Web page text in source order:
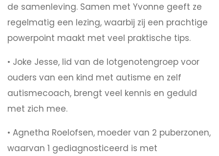
de samenleving. Samen met Yvonne geeft ze
regelmatig een lezing, waarbij zij een prachtige
powerpoint maakt met veel praktische tips.
• Joke Jesse, lid van de lotgenotengroep voor
ouders van een kind met autisme en zelf
autismecoach, brengt veel kennis en geduld
met zich mee.
• Agnetha Roelofsen, moeder van 2 puberzonen,
waarvan 1 gediagnosticeerd is met